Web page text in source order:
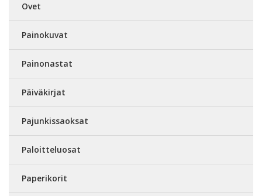
Ovet
Painokuvat
Painonastat
Päiväkirjat
Pajunkissaoksat
Paloitteluosat
Paperikorit